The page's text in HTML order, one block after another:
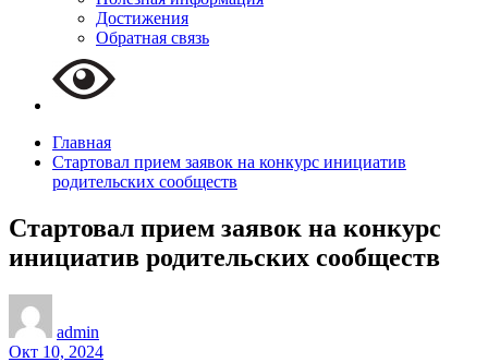
Достижения
Обратная связь
Главная
Стартовал прием заявок на конкурс инициатив
родительских сообществ
Стартовал прием заявок на конкурс
инициатив родительских сообществ
admin
Окт 10, 2024